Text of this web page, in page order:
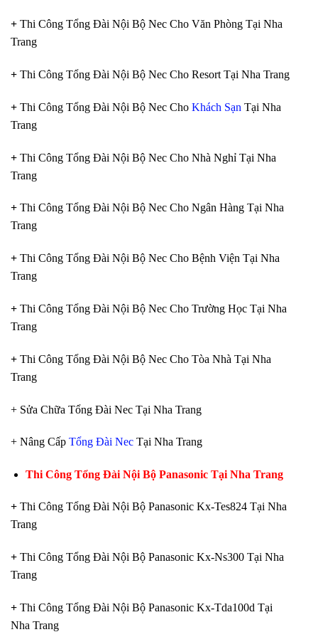
+ Thi Công Tổng Đài Nội Bộ Nec Cho Văn Phòng Tại Nha
Trang
+ Thi Công Tổng Đài Nội Bộ Nec Cho Resort Tại Nha Trang
+ Thi Công Tổng Đài Nội Bộ Nec Cho Khách Sạn Tại Nha
Trang
+ Thi Công Tổng Đài Nội Bộ Nec Cho Nhà Nghỉ Tại Nha
Trang
+ Thi Công Tổng Đài Nội Bộ Nec Cho Ngân Hàng Tại Nha
Trang
+ Thi Công Tổng Đài Nội Bộ Nec Cho Bệnh Viện Tại Nha
Trang
+ Thi Công Tổng Đài Nội Bộ Nec Cho Trường Học Tại Nha
Trang
+ Thi Công Tổng Đài Nội Bộ Nec Cho Tòa Nhà Tại Nha
Trang
+ Sửa Chữa Tổng Đài Nec Tại Nha Trang
+ Nâng Cấp Tổng Đài Nec Tại Nha Trang
Thi Công Tổng Đài Nội Bộ Panasonic Tại Nha Trang
+ Thi Công Tổng Đài Nội Bộ Panasonic Kx-Tes824 Tại Nha
Trang
+ Thi Công Tổng Đài Nội Bộ Panasonic Kx-Ns300 Tại Nha
Trang
+ Thi Công Tổng Đài Nội Bộ Panasonic Kx-Tda100d Tại
Nha Trang